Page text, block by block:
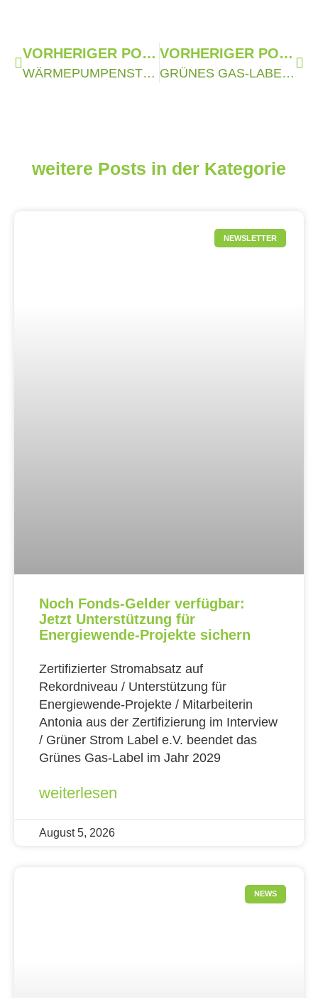
VORHERIGER POST
WÄRMEPUMPENSTROM – DAS GRÜNER STROM-LABEL SCHAFFT KLARHEIT
VORHERIGER POST
GRÜNES GAS-LABEL ERNEUERT KRITERIEN: FOKUS LIEGT AUF RESTSTOFFEN
weitere Posts in der Kategorie
NEWSLETTER
Noch Fonds-Gelder verfügbar:
Jetzt Unterstützung für
Energiewende-Projekte sichern
Zertifizierter Stromabsatz auf
Rekordniveau / Unterstützung für
Energiewende-Projekte / Mitarbeiterin
Antonia aus der Zertifizierung im Interview
/ Grüner Strom Label e.V. beendet das
Grünes Gas-Label im Jahr 2029
weiterlesen
August 5, 2026
NEWS